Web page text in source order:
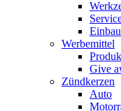
Werbemittel
Give
Zündkerzen
Auto